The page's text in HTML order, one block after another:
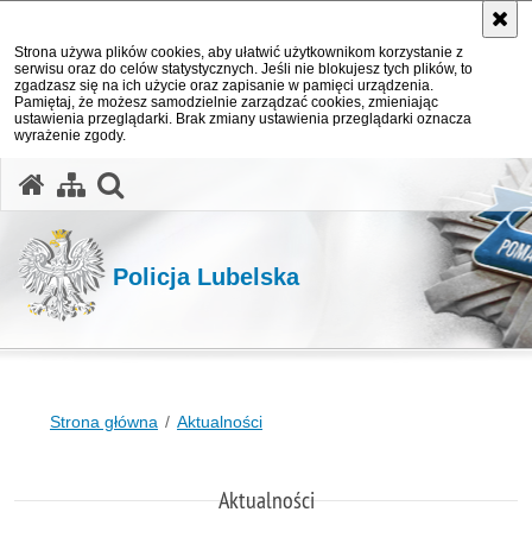
Strona używa plików cookies, aby ułatwić użytkownikom korzystanie z
serwisu oraz do celów statystycznych. Jeśli nie blokujesz tych plików, to
zgadzasz się na ich użycie oraz zapisanie w pamięci urządzenia.
Pamiętaj, że możesz samodzielnie zarządzać cookies, zmieniając
ustawienia przeglądarki. Brak zmiany ustawienia przeglądarki oznacza
wyrażenie zgody.
Policja Lubelska
Strona główna Aktualności
Aktualności